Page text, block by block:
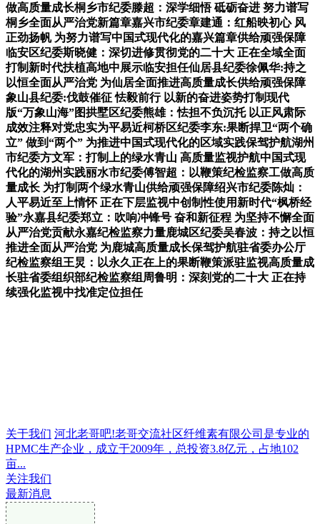
做高质量成长桐乡市纪委滕超：深学细悟 砥砺奋进 努力谱写
桐乡全面从严治党新篇章嘉兴市纪委章建通：红船映初心 风
正劲扬帆 为努力谱写中国式现代化的嘉兴篇章供给顽强保障
临安区纪委斯晓健：深切进修贯彻党的二十大 正在全域全面
打制新时代扶植高地中展示临安担任仙居县纪委徐佩华:持之
以恒全面从严治党 为仙居全面推进高质量成长供给顽强保障
象山县纪委:伐鼓催征 怯毅前行 以新的奋进姿势打制现代
版“万象山海”图拱墅区纪委熊雄：怯担不负沉托 以正风肃际
成效注释对党忠实为平易近柯桥区纪委李东:果断捍卫“两个确
立” 做到“两个” 为推进中国式现代化的区域实践保驾护航湖州
市纪委方文军：打制上的绿水青山 高质量监视护航中国式现
代化的湖州实践丽水市纪委傅智超：以鞭策纪检监察工做高质
量成长 为打制两个绿水青山供给顽强保障绍兴市纪委陈灿：
人平易近至上情怀 正在下层监视中创制性使用新时代“枫桥经
验”永嘉县纪委郑立：吹响冲锋号 奋和新征程 为坚持不懈全面
从严治党贡献永嘉纪检监察力量鹿城区纪委吴春波：持之以恒
推进全面从严治党 为鹿城高质量成长保驾护航驻省委办公厅
纪检监察组王炅：以永久正在上的果断鞭策派驻监视高质量成
长驻省委组织部纪检监察组周鲁明：深刻党的二十大 正在持
续强化监视中找准定位担任
关于我们 河北老哥吧!老哥交流社区纤维素有限公司是专业的
HPMC生产企业，成立于2009年，总投资3.8亿元，占地102
亩...
关注我们
最新消息